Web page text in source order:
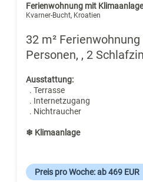
Ferienwohnung mit
Kvarner-Bucht, Kroatien
32 m²
Personen, , 2
Ausstattung:
. Terrasse
. Internetzugang
. Nichtraucher
❄ Klimaanlage
Preis pro Woche: ab 469 EUR